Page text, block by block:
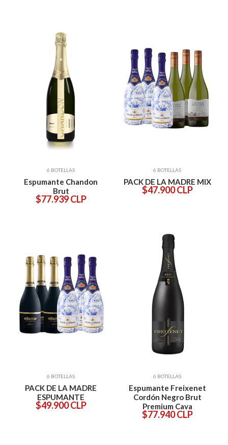
6 BOTELLAS
Espumante Chandon
Brut
$77.939 CLP
6 BOTELLAS
PACK DE LA MADRE MIX
$47.900 CLP
6 BOTELLAS
PACK DE LA MADRE
ESPUMANTE
$49.900 CLP
6 BOTELLAS
Espumante Freixenet
Cordón Negro Brut
Premium Cava
$77.940 CLP